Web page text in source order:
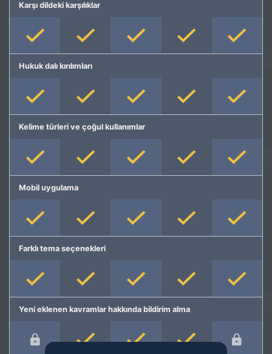
Karşı dildeki karşılıklar
Hukuk dalı kırılımları
Kelime türleri ve çoğul kullanımlar
Mobil uygulama
Farklı tema seçenekleri
Yeni eklenen kavramlar hakkında bildirim alma